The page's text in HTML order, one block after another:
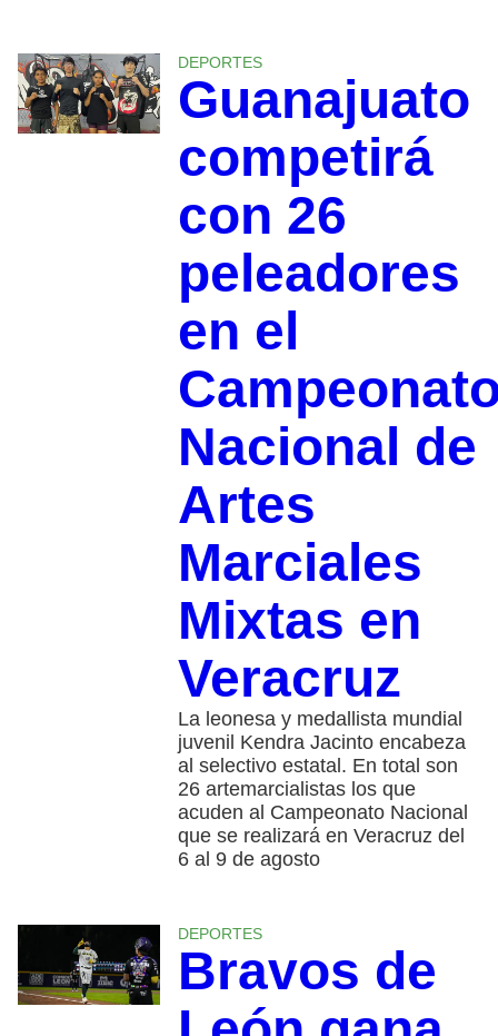
DEPORTES
Guanajuato
competirá
con 26
peleadores
en el
Nacional de
Artes
Marciales
Mixtas en
Veracruz
La leonesa y medallista mundial
juvenil Kendra Jacinto encabeza
al selectivo estatal. En total son
26 artemarcialistas los que
acuden al Campeonato Nacional
que se realizará en Veracruz del
6 al 9 de agosto
DEPORTES
Bravos de